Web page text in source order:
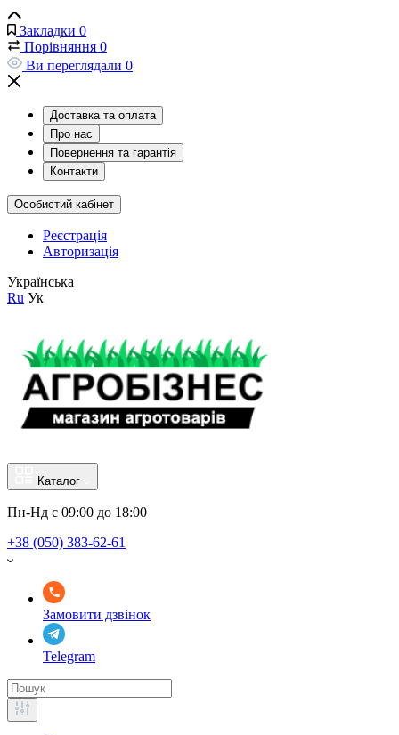
Закладки 0
Порівняння 0
Ви переглядали 0
Доставка та оплата
Про нас
Повернення та гарантія
Контакти
Особистий кабінет
Реєстрація
Авторизація
Українська
Ru Ук
Каталог
Пн-Нд с 09:00 до 18:00
+38 (050) 383-62-61
Замовити дзвінок
Telegram